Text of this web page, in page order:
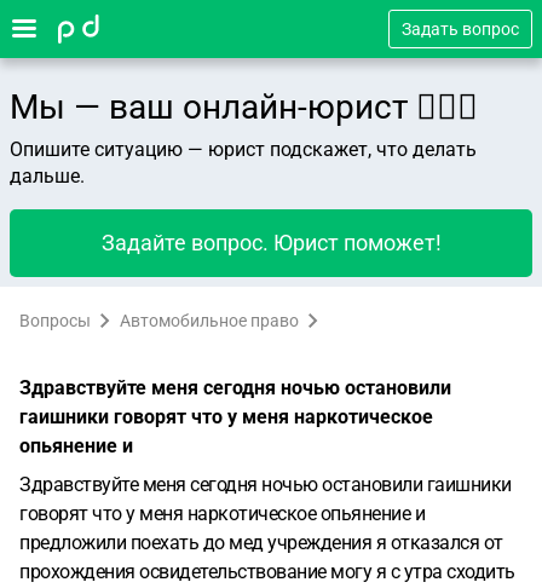
Задать вопрос
Мы — ваш онлайн-юрист 👨🏻‍⚖️
Опишите ситуацию — юрист подскажет, что делать
дальше.
Задайте вопрос. Юрист поможет!
Вопросы Автомобильное право
Здравствуйте меня сегодня ночью остановили
гаишники говорят что у меня наркотическое
опьянение и
Здравствуйте меня сегодня ночью остановили гаишники
говорят что у меня наркотическое опьянение и
предложили поехать до мед учреждения я отказался от
прохождения освидетельствование могу я с утра сходить